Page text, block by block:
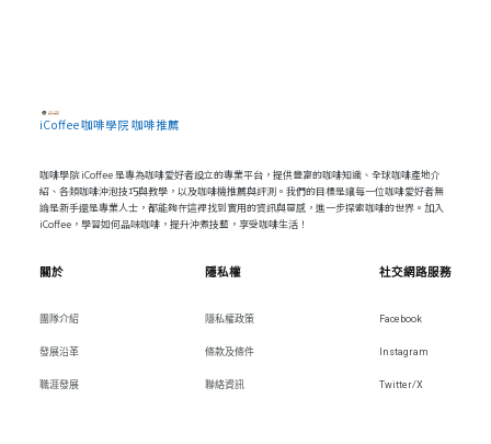
iCoffee 咖啡學院 咖啡推薦
咖啡學院 iCoffee 是專為咖啡愛好者設立的專業平台，提供豐富的咖啡知識、全球咖啡產地介
紹、各類咖啡沖泡技巧與教學，以及咖啡機推薦與評測。我們的目標是讓每一位咖啡愛好者無
論是新手還是專業人士，都能夠在這裡找到實用的資訊與靈感，進一步探索咖啡的世界。加入
iCoffee，學習如何品味咖啡，提升沖煮技藝，享受咖啡生活！
關於
團隊介紹
發展沿革
職涯發展
隱私權
隱私權政策
條款及條件
聯絡資訊
社交網路服務
Facebook
Instagram
Twitter/X